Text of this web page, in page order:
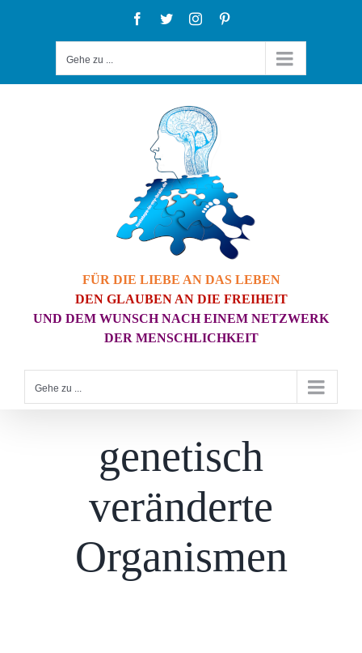
Facebook
TwitterInstagram
Gehe zu ...
FÜR DIE LIEBE AN DAS LEBEN
DEN GLAUBEN AN DIE FREIHEIT
UND DEM WUNSCH NACH EINEM NETZWERK
DER MENSCHLICHKEIT
Gehe zu ...
genetisch
veränderte
Organismen